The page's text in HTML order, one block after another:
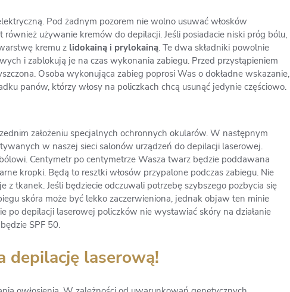
Pod żadnym pozorem nie wolno usuwać włosków
używanie kremów do depilacji. Jeśli posiadacie niski próg bólu,
kremu z lidokainą i prylokainą. Te dwa składniki powolnie
i zablokują je na czas wykonania zabiegu. Przed przystąpieniem
Osoba wykonująca zabieg poprosi Was o dokładne wskazanie,
panów, którzy włosy na policzkach chcą usunąć jedynie częściowo.
założeniu specjalnych ochronnych okularów. W następnym
w naszej sieci salonów urządzeń do depilacji laserowej.
Centymetr po centymetrze Wasza twarz będzie poddawana
kropki. Będą to resztki włosów przypalone podczas zabiegu. Nie
tkanek. Jeśli będziecie odczuwali potrzebę szybszego pozbycia się
skóra może być lekko zaczerwieniona, jednak objaw ten minie
po depilacji laserowej policzków nie wystawiać skóry na działanie
SPF 50.
depilację laserową!